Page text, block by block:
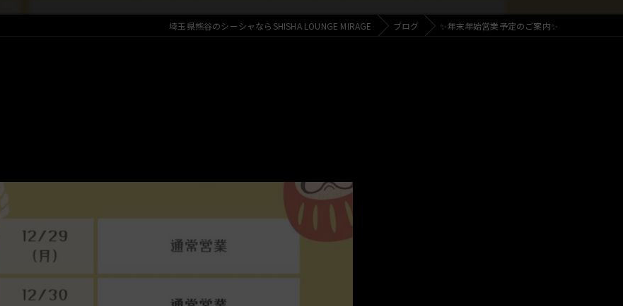
埼玉県熊谷のシーシャならSHISHA LOUNGE MIRAGE ブログ ✨年末年始営業予定のご案内✨